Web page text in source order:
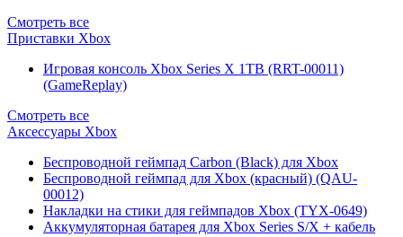
Смотреть все
Приставки Xbox
Игровая консоль Xbox Series X 1TB (RRT-00011)
(GameReplay)
Смотреть все
Аксессуары Xbox
Беспроводной геймпад Carbon (Black) для Xbox
Беспроводной геймпад для Xbox (красный) (QAU-
00012)
Накладки на стики для геймпадов Xbox (TYX-0649)
Аккумуляторная батарея для Xbox Series S/X + кабель